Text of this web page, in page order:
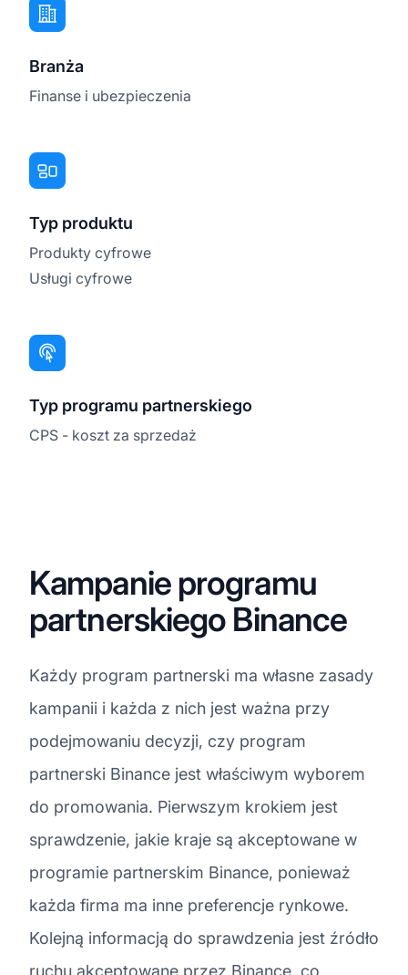
Branża
Finanse i ubezpieczenia
Typ produktu
Produkty cyfrowe
Usługi cyfrowe
Typ programu partnerskiego
CPS - koszt za sprzedaż
Kampanie programu
partnerskiego Binance
Każdy program partnerski ma własne zasady
kampanii i każda z nich jest ważna przy
podejmowaniu decyzji, czy program
partnerski Binance jest właściwym wyborem
do promowania. Pierwszym krokiem jest
sprawdzenie, jakie kraje są akceptowane w
programie partnerskim Binance, ponieważ
każda firma ma inne preferencje rynkowe.
Kolejną informacją do sprawdzenia jest źródło
ruchu akceptowane przez Binance, co